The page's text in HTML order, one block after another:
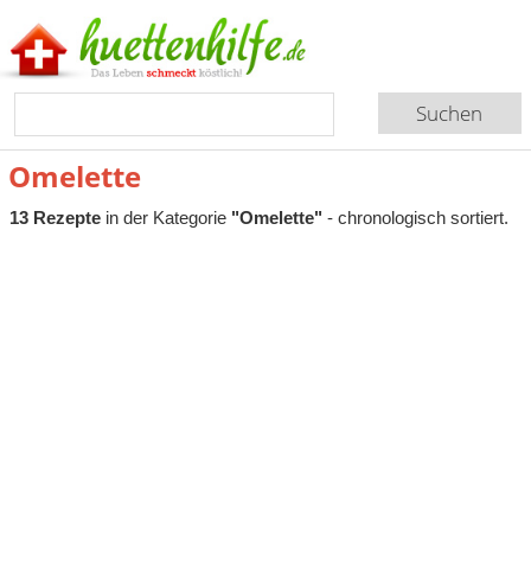
Omelette
13 Rezeptein der Kategorie "Omelette" - chronologisch sortiert.